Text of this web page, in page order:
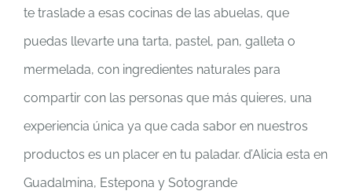
te traslade a esas cocinas de las abuelas, que
puedas llevarte una tarta, pastel, pan, galleta o
mermelada, con ingredientes naturales para
compartir con las personas que más quieres, una
experiencia única ya que cada sabor en nuestros
productos es un placer en tu paladar. d’Alicia esta en
Guadalmina, Estepona y Sotogrande